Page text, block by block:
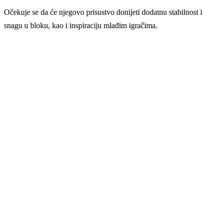
Očekuje se da će njegovo prisustvo donijeti dodatnu stabilnost i
snagu u bloku, kao i inspiraciju mlađim igračima.